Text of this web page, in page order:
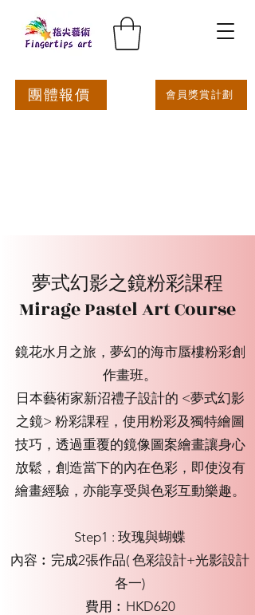
團體報價 會員獎賞計劃
夢式幻影之鏡粉彩課程
Mirage Pastel Art Course
鏡花水月之旅，夢幻的海市蜃樓粉彩創
作畫班。
日本藝術家新沼禮子設計的 <夢式幻影
之鏡> 粉彩課程，使用粉彩及獨特繪圖
技巧，透過重覆的鏡像圖案繪畫讓身心
放鬆，創造當下的內在色彩，即使沒有
繪畫經驗，亦能享受與色彩互動樂趣。
Step1 : 玫瑰與蝴蝶
內容︰完成2張作品( 色彩設計+光影設計
各一)
費用︰HKD620